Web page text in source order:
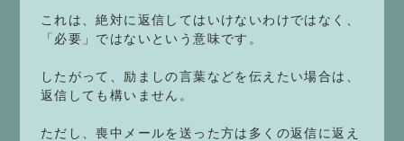
これは、絶対に返信してはいけないわけではなく、
「必要」ではないという意味です。
したがって、励ましの言葉などを伝えたい場合は、
返信しても構いません。
ただし、喪中メールを送った方は多くの返信に返え